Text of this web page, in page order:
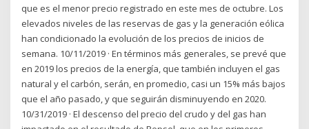
que es el menor precio registrado en este mes de octubre. Los
elevados niveles de las reservas de gas y la generación eólica
han condicionado la evolución de los precios de inicios de
semana. 10/11/2019 · En términos más generales, se prevé que
en 2019 los precios de la energía, que también incluyen el gas
natural y el carbón, serán, en promedio, casi un 15% más bajos
que el año pasado, y que seguirán disminuyendo en 2020.
10/31/2019 · El descenso del precio del crudo y del gas han